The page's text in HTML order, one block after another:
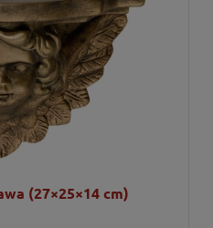
(27×25×14 cm)